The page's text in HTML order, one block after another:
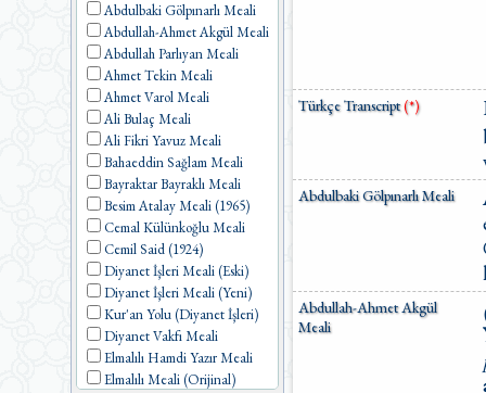
Abdulbaki Gölpınarlı Meali
Abdullah-Ahmet Akgül Meali
Abdullah Parlıyan Meali
Ahmet Tekin Meali
Ahmet Varol Meali
Ali Bulaç Meali
Ali Fikri Yavuz Meali
Bahaeddin Sağlam Meali
Bayraktar Bayraklı Meali
Besim Atalay Meali (1965)
Cemal Külünkoğlu Meali
Cemil Said (1924)
Diyanet İşleri Meali (Eski)
Diyanet İşleri Meali (Yeni)
Kur'an Yolu (Diyanet İşleri)
Diyanet Vakfı Meali
Elmalılı Hamdi Yazır Meali
Elmalılı Meali (Orijinal)
Türkçe Transcript(*)
Abdulbaki Gölpınarlı Meali
Abdullah-Ahmet Akgül
Meali